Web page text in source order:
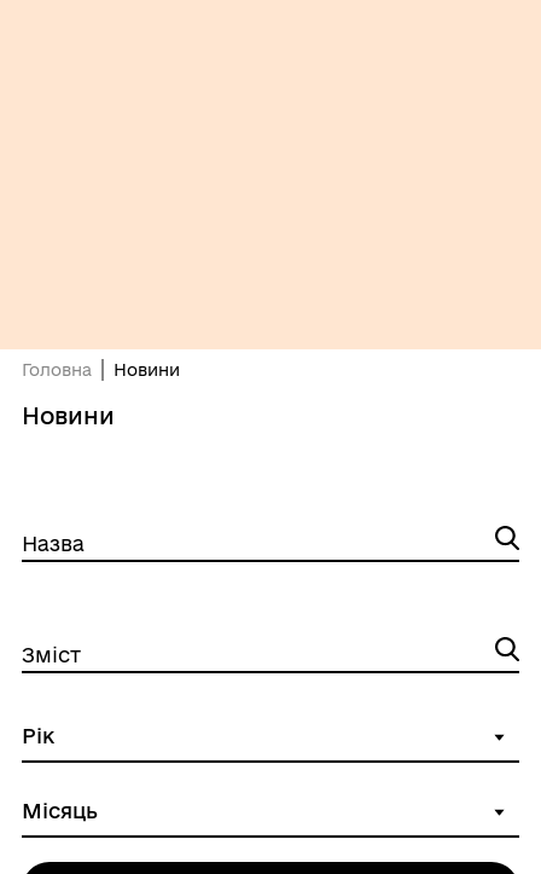
Головна Новини
Новини
Назва
Зміст